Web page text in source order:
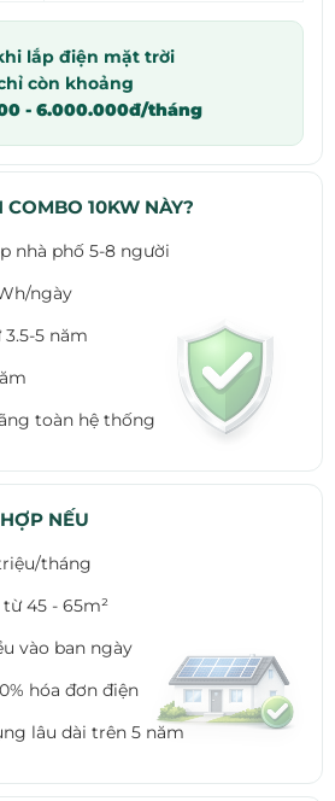
lắp điện mặt trời
còn khoảng
- 6.000.000đ/tháng
10KW NÀY?
nhà phố 5-8 người
ngày
5 năm
toàn hệ thống
NẾU
tháng
45 - 65m²
vào ban ngày
hóa đơn điện
lâu dài trên 5 năm